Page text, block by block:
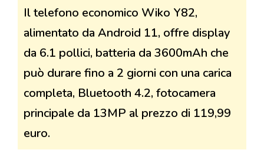
Il telefono economico Wiko Y82,
alimentato da Android 11, offre display
da 6.1 pollici, batteria da 3600mAh che
può durare fino a 2 giorni con una carica
completa, Bluetooth 4.2, fotocamera
principale da 13MP al prezzo di 119,99
euro.